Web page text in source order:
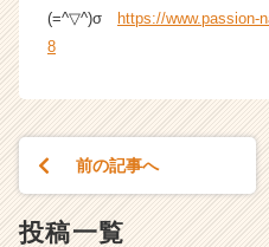
(=^▽^)σ https://www.passion-
8
前の記事へ
投稿一覧